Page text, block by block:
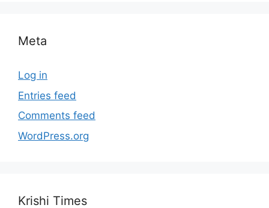
Meta
Log in
Entries feed
Comments feed
WordPress.org
Krishi Times